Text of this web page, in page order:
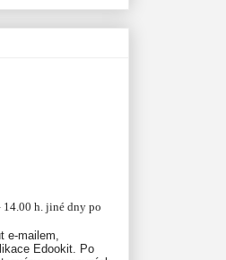
h. jiné dny po
e-mailem,
Edookit. Po